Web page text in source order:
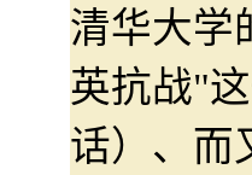
清华大学
英抗战"
话）、而